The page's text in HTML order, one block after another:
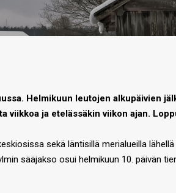
Helmikuun leutojen alkupäivien
viikkoa ja etelässäkin viikon ajan.
sekä läntisillä merialueilla
sääjakso osui helmikuun 10. päivän